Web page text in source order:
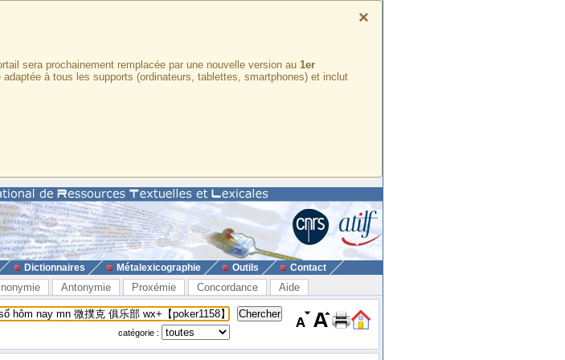
×
sera prochainement remplacée par une nouvelle version au 1er
à tous les supports (ordinateurs, tablettes, smartphones) et inclut
Dictionnaires Métalexicographie Outils Contact
Antonymie Proxémie Concordance Aide
catégorie :